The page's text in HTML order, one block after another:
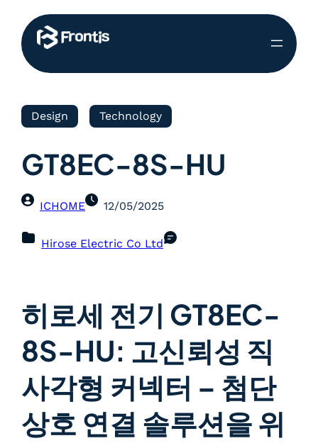
Design Technology
GT8EC-8S-HU
ICHOME 12/05/2025
Hirose Electric Co Ltd
히로세 전기 GT8EC-
8S-HU: 고신뢰성 직
사각형 커넥터 – 첨단
상호 연결 솔루션을 위